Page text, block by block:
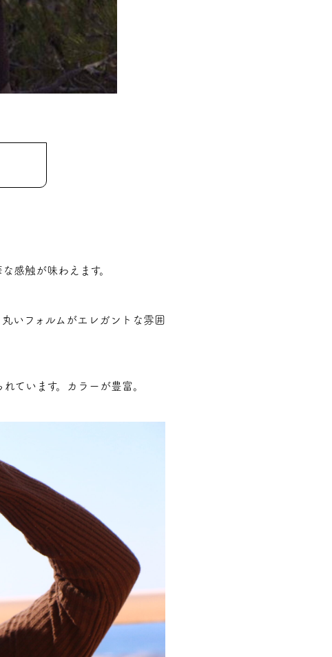
感触が味わえます。
いフォルムがエレガントな雰囲
ています。カラーが豊富。